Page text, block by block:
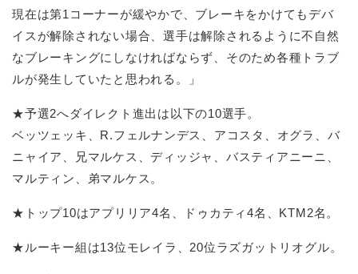
現在は第1コーナーが緩やかで、ブレーキをかけてもデバ
イスが解除されない場合、選手は解除されるように不自然
なブレーキングにしなければならず、そのため各種トラブ
ルが発生していたと思われる。」
★予選2へダイレクト進出は以下の10選手。
ベッツェッキ、R.フェルナンデス、アコスタ、オグラ、バ
ニャイア、兄マルケス、ディッジャ、バスティアニーニ、
マルティン、弟マルケス。
★トップ10はアプリリア4名、ドゥカティ4名、KTM2名。
★ルーキー組は13位モレイラ、20位ラズガットリオグル。